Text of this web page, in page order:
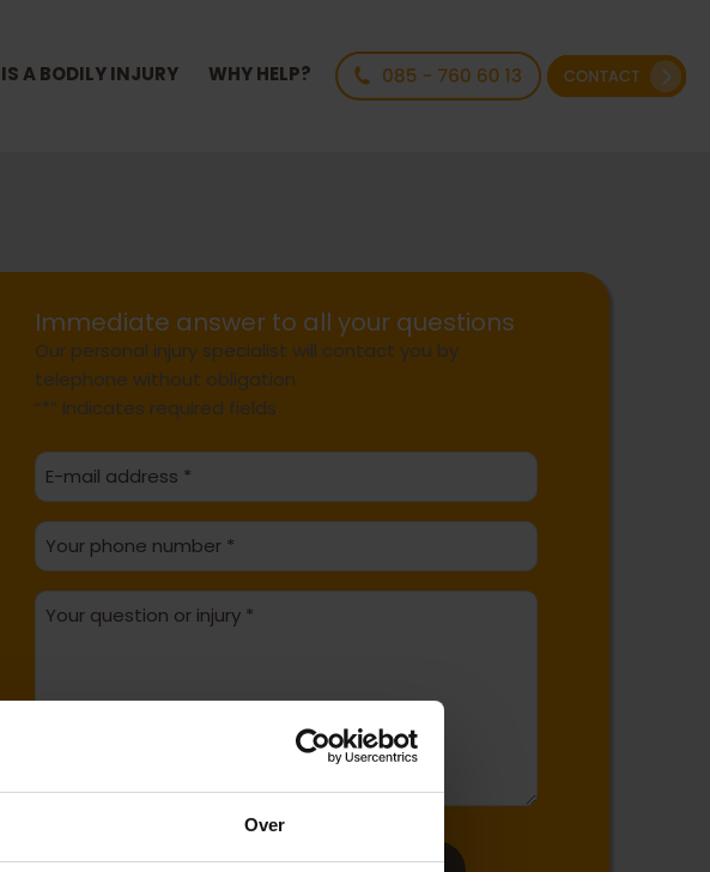
Over
A BODILY INJURY WHY HELP?
Immediate answer to all your questions
Our personal injury specialist will contact you by
telephone without obligation
“*” Indicates required fields